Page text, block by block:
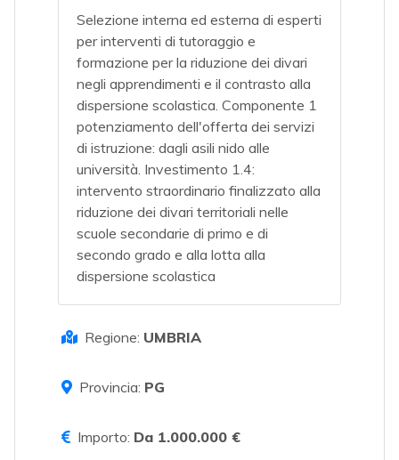
Selezione interna ed esterna di esperti
per interventi di tutoraggio e
formazione per la riduzione dei divari
negli apprendimenti e il contrasto alla
dispersione scolastica. Componente 1
potenziamento dell'offerta dei servizi
di istruzione: dagli asili nido alle
università. Investimento 1.4:
intervento straordinario finalizzato alla
riduzione dei divari territoriali nelle
scuole secondarie di primo e di
secondo grado e alla lotta alla
dispersione scolastica
Regione: UMBRIA
Provincia: PG
Importo: Da 1.000.000 €